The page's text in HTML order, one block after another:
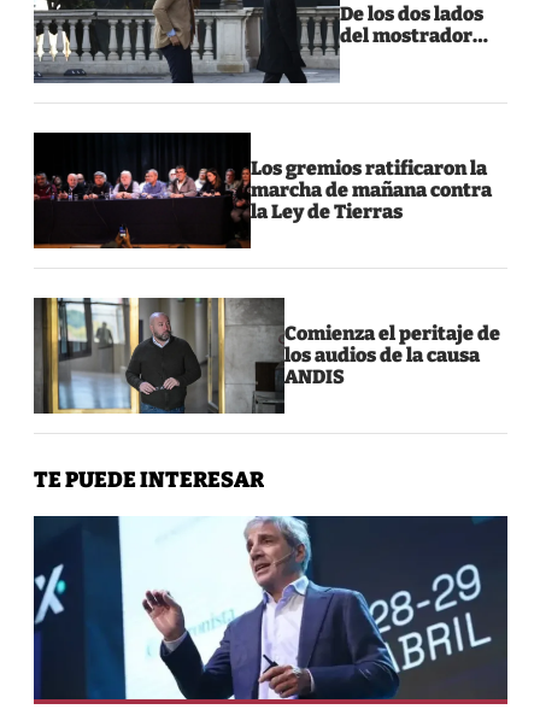
De los dos lados
del mostrador…
Los gremios ratificaron la
marcha de mañana contra
la Ley de Tierras
Comienza el peritaje de
los audios de la causa
ANDIS
TE PUEDE INTERESAR